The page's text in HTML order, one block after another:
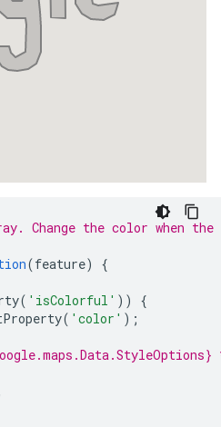
Change the color when
(feature)
{
( 'isColorful' ))
{
( 'color' );